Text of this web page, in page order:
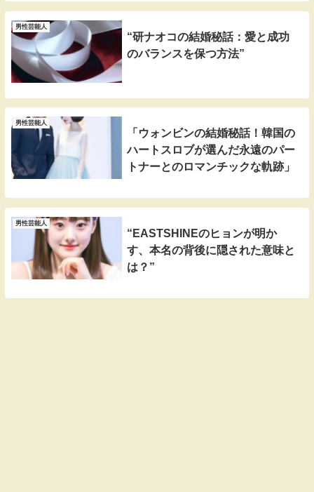
男性芸能人
“研ナオコの結婚秘話：愛と成功
のバランスを保つ方法”
男性芸能人
「ウォンビンの結婚秘話！韓国の
ハートスロブが選んだ永遠のパー
トナーとのロマンチックな軌跡」
男性芸能人
“EASTSHINEのヒョンが明か
す、本名の背後に隠された意味と
は？”